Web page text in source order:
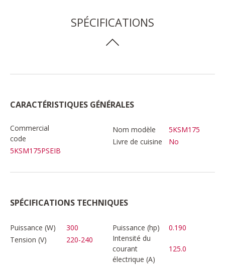
SPÉCIFICATIONS
CARACTÉRISTIQUES GÉNÉRALES
Commercial
code
5KSM175PSEIB
Nom modèle
5KSM175
Livre de cuisine
No
SPÉCIFICATIONS TECHNIQUES
Puissance (W) 300 Puissance (hp)
0.190
Tension (V)
220-240
Intensité du
courant
électrique (A)
125.0